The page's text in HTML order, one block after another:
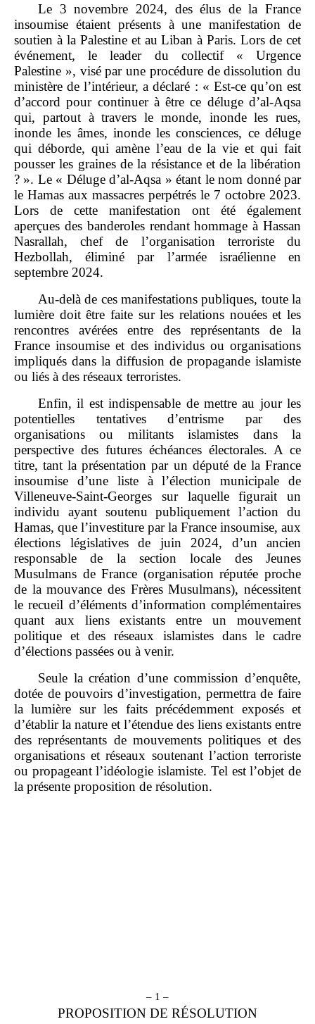
Le 3 novembre 2024, des élus de la France
insoumise étaient présents à une manifestation de
soutien à la Palestine et au Liban à Paris. Lors de cet
événement, le leader du collectif « Urgence
Palestine », visé par une procédure de dissolution du
ministère de l’intérieur, a déclaré : « Est‑ce qu’on est
d’accord pour continuer à être ce déluge d’al‑Aqsa
qui, partout à travers le monde, inonde les rues,
inonde les âmes, inonde les consciences, ce déluge
qui déborde, qui amène l’eau de la vie et qui fait
pousser les graines de la résistance et de la libération
? ». Le « Déluge d’al‑Aqsa » étant le nom donné par
le Hamas aux massacres perpétrés le 7 octobre 2023.
Lors de cette manifestation ont été également
aperçues des banderoles rendant hommage à Hassan
Nasrallah, chef de l’organisation terroriste du
Hezbollah, éliminé par l’armée israélienne en
septembre 2024.
Au‑delà de ces manifestations publiques, toute la
lumière doit être faite sur les relations nouées et les
rencontres avérées entre des représentants de la
France insoumise et des individus ou organisations
impliqués dans la diffusion de propagande islamiste
ou liés à des réseaux terroristes.
Enfin, il est indispensable de mettre au jour les
potentielles tentatives d’entrisme par des
organisations ou militants islamistes dans la
perspective des futures échéances électorales. A ce
titre, tant la présentation par un député de la France
insoumise d’une liste à l’élection municipale de
Villeneuve‑Saint‑Georges sur laquelle figurait un
individu ayant soutenu publiquement l’action du
Hamas, que l’investiture par la France insoumise, aux
élections législatives de juin 2024, d’un ancien
responsable de la section locale des Jeunes
Musulmans de France (organisation réputée proche
de la mouvance des Frères Musulmans), nécessitent
le recueil d’éléments d’information complémentaires
quant aux liens existants entre un mouvement
politique et des réseaux islamistes dans le cadre
d’élections passées ou à venir.
Seule la création d’une commission d’enquête,
dotée de pouvoirs d’investigation, permettra de faire
la lumière sur les faits précédemment exposés et
d’établir la nature et l’étendue des liens existants entre
des représentants de mouvements politiques et des
organisations et réseaux soutenant l’action terroriste
ou propageant l’idéologie islamiste. Tel est l’objet de
la présente proposition de résolution.
– 1 –
PROPOSITION DE RÉSOLUTION